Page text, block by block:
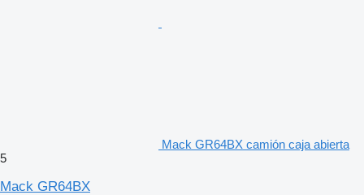
Mack GR64BX camión caja abierta
5
Mack GR64BX